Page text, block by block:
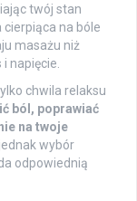
twój stan
na bóle
masażu niż
napięcie.
chwila relaksu
ból, poprawiać
na twoje
wybór
odpowiednią